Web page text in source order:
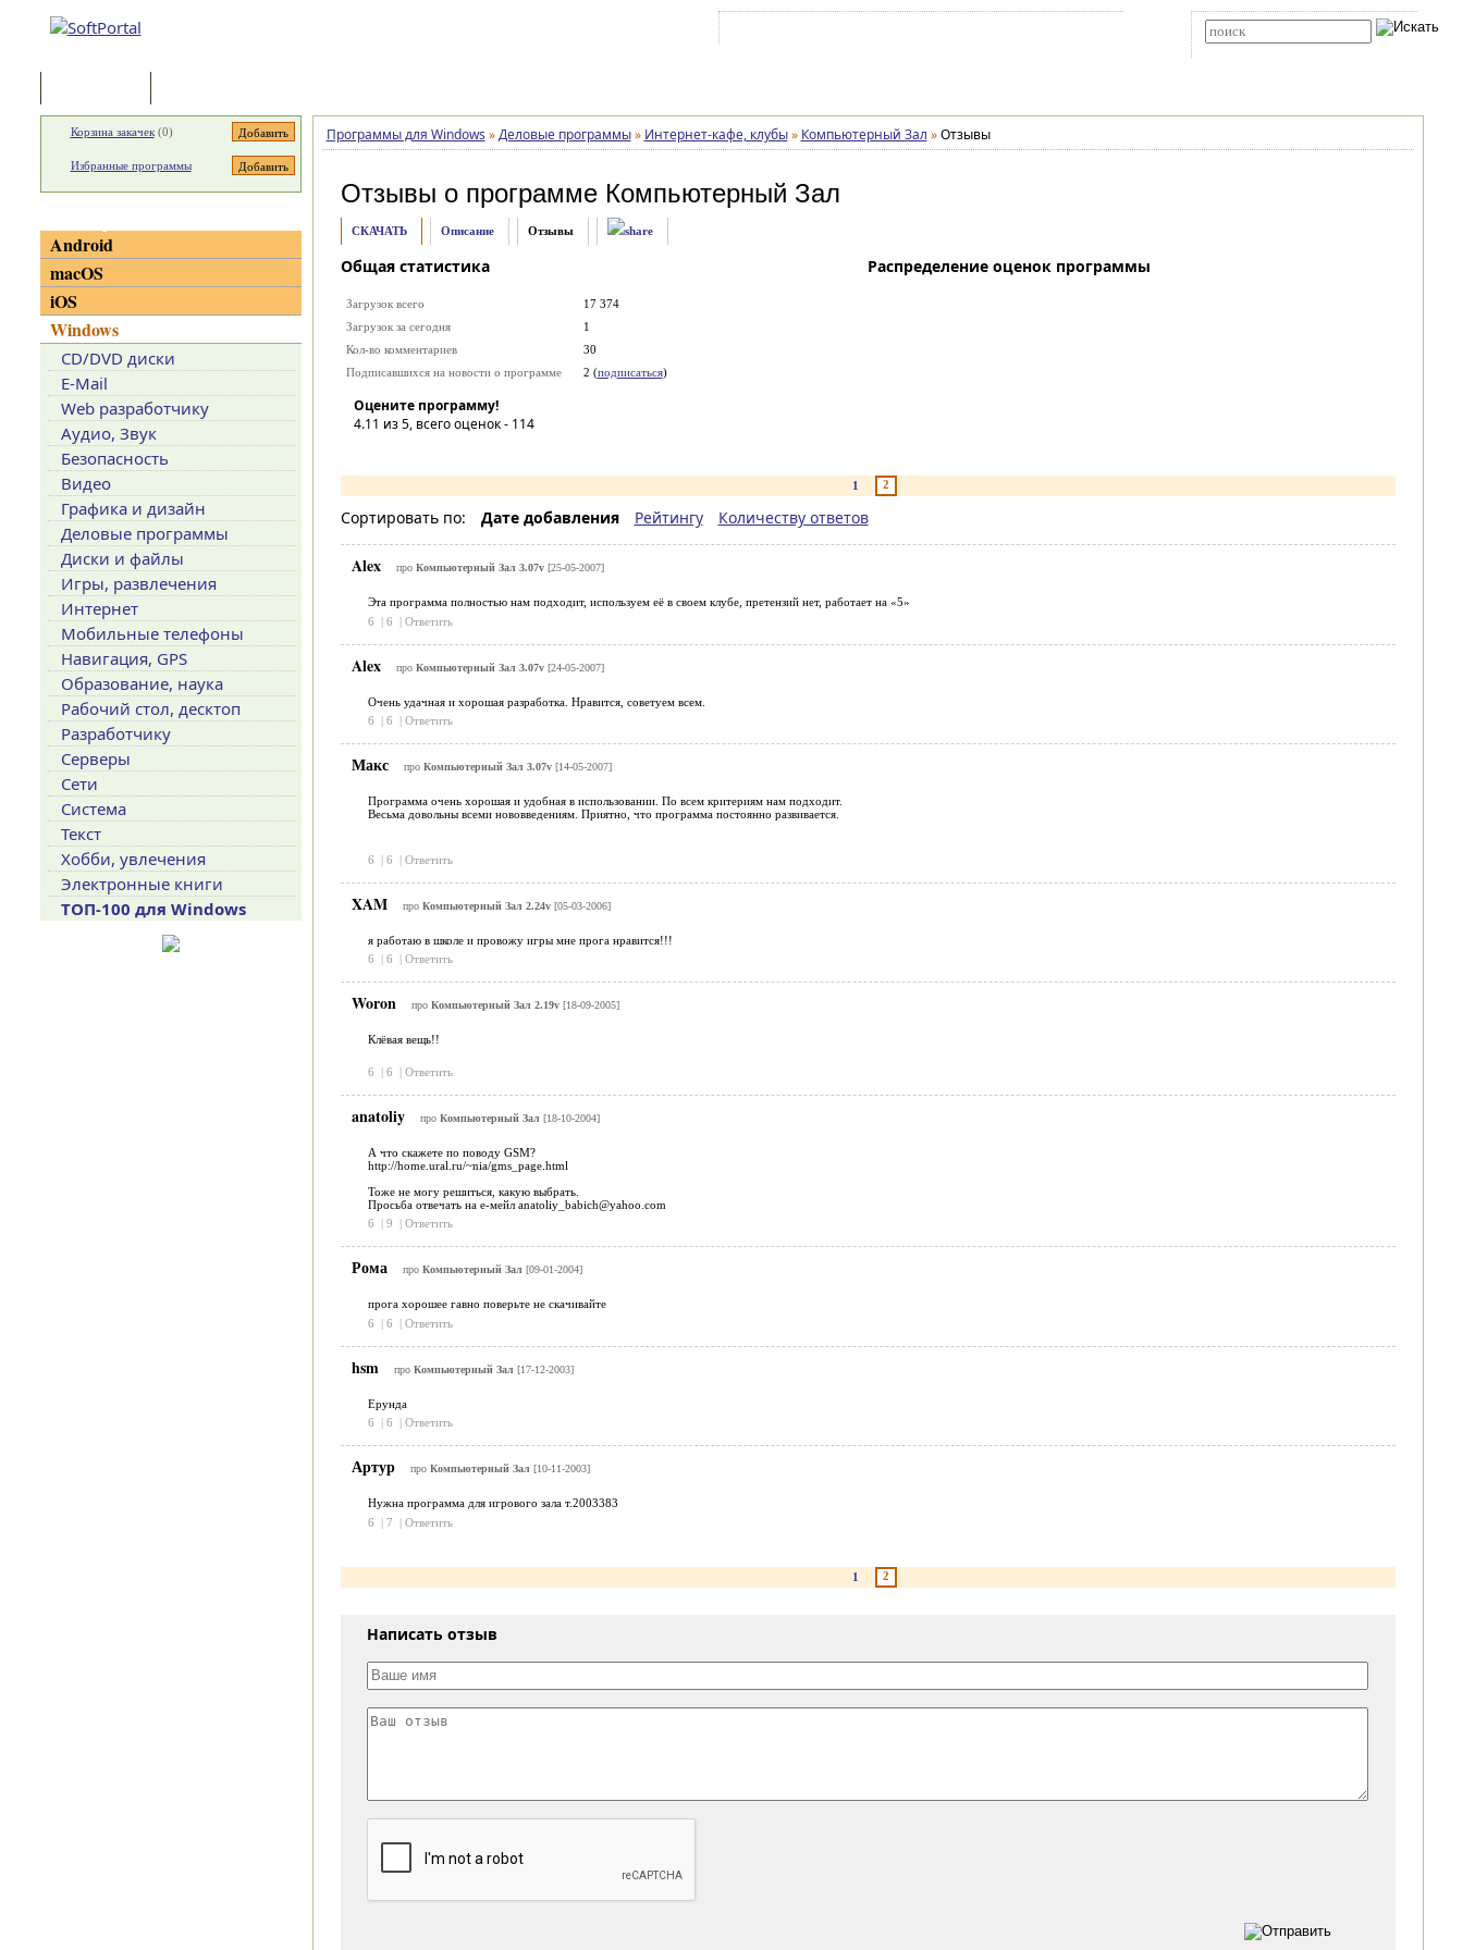
Программы для Windows » Деловые программы » Интернет-кафе, клубы » Компьютерный Зал » Отзывы
Отзывы о программе Компьютерный Зал
СКАЧАТЬ Описание Отзывы
Общая статистика
Загрузок всего
17 374
Загрузок за сегодня
1
Кол-во комментариев
30
Подписавшихся на новости о программе
2 (подписаться)
Оцените программу!
4.11 из 5, всего оценок - 114
Распределение оценок программы
1 2
Сортировать по: Дате добавления Рейтингу Количеству ответов
Alex про Компьютерный Зал 3.07v[25-05-2007]
Эта программа полностью нам подходит, используем её в своем клубе, претензий нет, работает на «5»
6
| 6 | Ответить
Alex про Компьютерный Зал 3.07v[24-05-2007]
Очень удачная и хорошая разработка. Нравится, советуем всем.
6
| 6 | Ответить
Макс про Компьютерный Зал 3.07v[14-05-2007]
Программа очень хорошая и удобная в использовании. По всем критериям нам подходит.
Весьма довольны всеми нововведениям. Приятно, что программа постоянно развивается.
6 | 6 | Ответить
XAM про Компьютерный Зал 2.24v[05-03-2006]
я работаю в школе и провожу игры мне прога нравится!!!
6
| 6 | Ответить
Woron про Компьютерный Зал 2.19v[18-09-2005]
Клёвая вещь!!
6 | 6 | Ответить
anatoliy про Компьютерный Зал [18-10-2004]
А что скажете по поводу GSM?
http://home.ural.ru/~nia/gms_page.html
Тоже не могу решиться, какую выбрать.
Просьба отвечать на е-мейл anatoliy_babich@yahoo.com
6
| 9 | Ответить
Рома про Компьютерный Зал [09-01-2004]
прога хорошее гавно поверьте не скачивайте
6
| 6 | Ответить
hsm про Компьютерный Зал [17-12-2003]
Ерунда
6
| 6 | Ответить
Артур про Компьютерный Зал [10-11-2003]
Нужна программа для игрового зала т.2003383
6
| 7 | Ответить
1 2
Написать отзыв
Корзина закачек(0)
Избранные программы
Android
macOS
iOS
Windows
CD/DVD диски
E-Mail
Web разработчику
Аудио, Звук
Безопасность
Видео
Графика и дизайн
Деловые программы
Диски и файлы
Игры, развлечения
Интернет
Мобильные телефоны
Навигация, GPS
Образование, наука
Рабочий стол, десктоп
Разработчику
Серверы
Сети
Система
Текст
Хобби, увлечения
Электронные книги
ТОП-100 для Windows